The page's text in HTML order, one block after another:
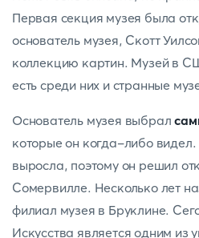
Первая секция музея была
основатель музея, Скотт
коллекцию картин. Музей в
есть среди них и странные
Основатель музея выбрал
которые он когда-либо
выросла, поэтому он решил
Сомервилле. Несколько лет
филиал музея в Бруклине.
Искусства является одним из